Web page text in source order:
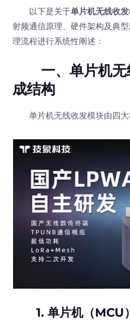
以下是关于单片机无线收
射频通信原理、硬件架构及典
理流程进行系统性阐述：
一、单片机
成结构
单片机无线收发模块由四大
1.单片机（MCU）